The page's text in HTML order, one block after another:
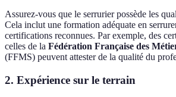
Assurez-vous que le serrurier possède les
Cela inclut une formation adéquate en
certifications reconnues. Par exemple, des
celles de la Fédération Française des
(FFMS) peuvent attester de la qualité du
2. Expérience sur le terrain